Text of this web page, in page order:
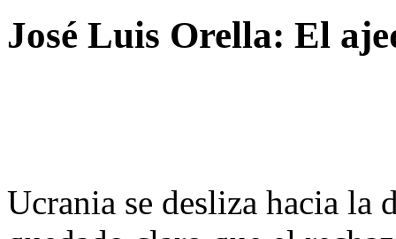
José Luis Orella: El
Ucrania se desliza hacia